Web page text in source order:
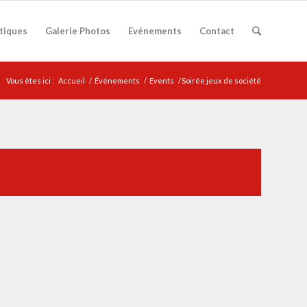
Galerie Photos Evénements Contact
Vous êtes ici : Accueil / Événements / Events /Soirée jeux de société